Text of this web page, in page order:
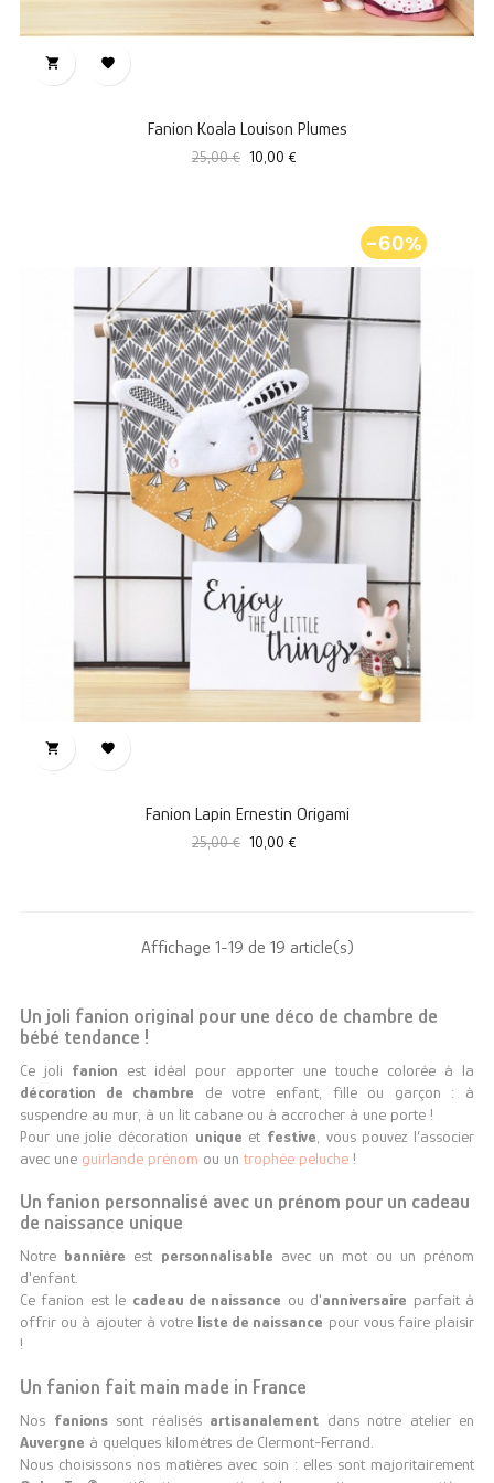
 
Fanion Koala Louison Plumes
Prix
25,00 € Prix
10,00 €
-60%
 
Fanion Lapin Ernestin Origami
Prix
25,00 € Prix
10,00 €
Affichage 1-19 de 19 article(s)
Un joli fanion original pour une déco de chambre de
bébé tendance !
Ce joli fanion est idéal pour apporter une touche colorée à la
décoration de chambre de votre enfant, fille ou garçon : à
suspendre au mur, à un lit cabane ou à accrocher à une porte !
Pour une jolie décoration unique et festive , vous pouvez l’associer
avec une guirlande prénom ou un trophée peluche !
Un fanion personnalisé avec un prénom pour un cadeau
de naissance unique
Notre bannière est personnalisable avec un mot ou un prénom
d'enfant.
Ce fanion est le cadeau de naissance ou d'anniversaire parfait à
offrir ou à ajouter à votre liste de naissance pour vous faire plaisir
!
Un fanion fait main made in France
Nos fanionssont réalisés artisanalement dans notre atelier en
Auvergne à quelques kilomètres de Clermont-Ferrand.
Nous choisissons nos matières avec soin : elles sont majoritairement